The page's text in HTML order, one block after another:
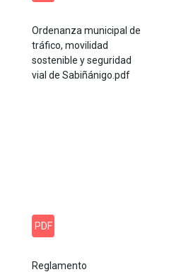
Ordenanza municipal de
tráfico, movilidad
sostenible y seguridad
vial de Sabiñánigo.pdf
PDF
Reglamento